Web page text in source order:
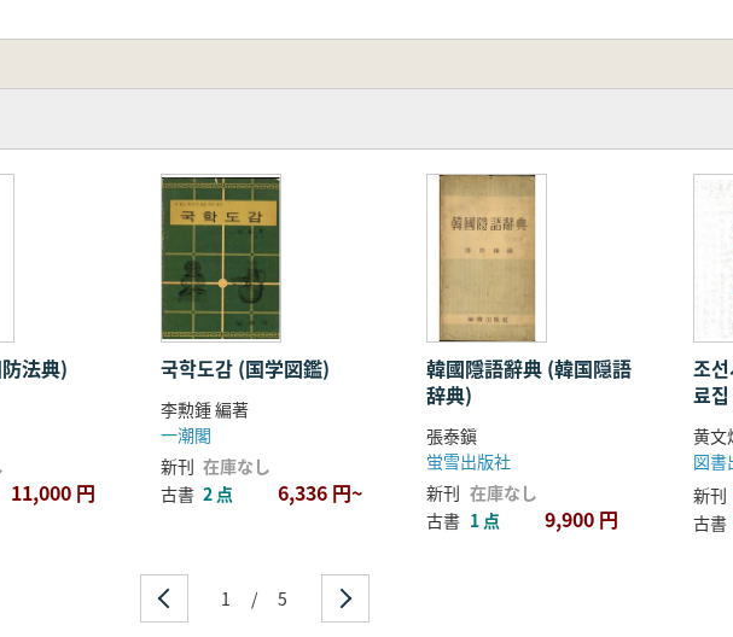
法典)
11,000 円
국학도감 (国学図鑑)
李勲鍾 編著
一潮閣
新刊 在庫なし
古書 2 点 6,336 円~
韓國隱語辭典 (韓国隠語
辞典)
張泰鎭
蛍雪出版社
新刊 在庫なし
古書 1 点 9,900 円
조
료
手
黄
図
新刊
古書
1 / 5